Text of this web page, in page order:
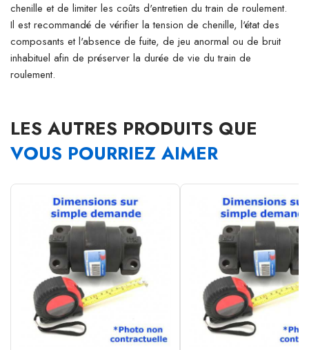
chenille et de limiter les coûts d'entretien du train de roulement.
Il est recommandé de vérifier la tension de chenille, l'état des
composants et l'absence de fuite, de jeu anormal ou de bruit
inhabituel afin de préserver la durée de vie du train de
roulement.
LES AUTRES PRODUITS QUE
VOUS POURRIEZ AIMER